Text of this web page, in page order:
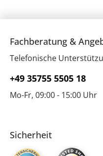
Fachberatung &
Telefonische
+49 35755 5505 18
Mo-Fr, 09:00 - 15:00 Uhr
Sicherheit